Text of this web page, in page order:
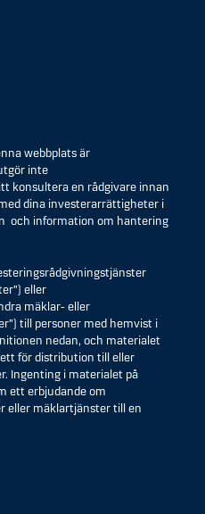
webbplats är
inte
konsultera en rådgivare innan
dina investerarrättigheter i
och information om hantering
eller
mäklar- eller
till personer med hemvist i
nedan, och materialet
för distribution till eller
Ingenting i materialet på
ett erbjudande om
eller mäklartjänster till en